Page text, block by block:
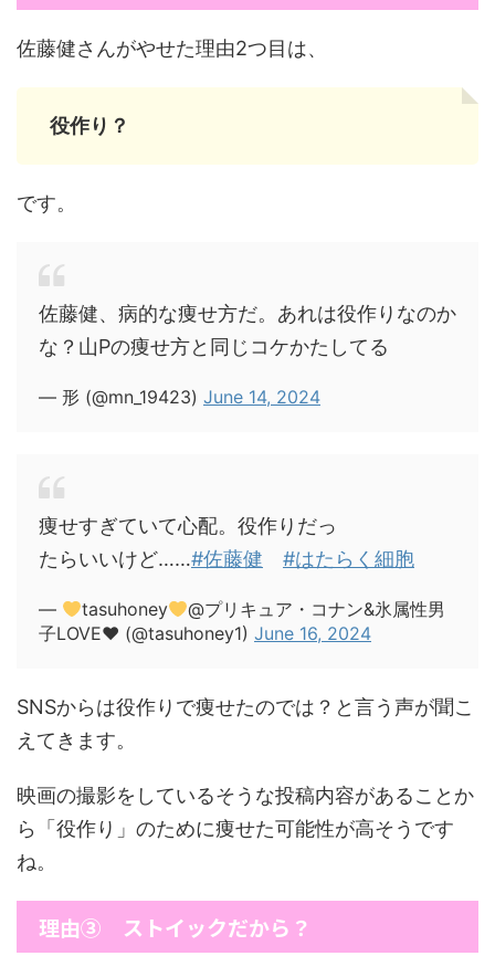
佐藤健さんがやせた理由2つ目は、
役作り？
です。
佐藤健、病的な痩せ方だ。あれは役作りなのか
な？山Pの痩せ方と同じコケかたしてる
— 形 (@mn_19423) June 14, 2024
痩せすぎていて心配。役作りだっ
たらいいけど……#佐藤健 #はたらく細胞
— tasuhoney
@プリキュア・コナン&氷属性男
子LOVE♥ (@tasuhoney1) June 16, 2024
SNSからは役作りで痩せたのでは？と言う声が聞こ
えてきます。
映画の撮影をしているそうな投稿内容があることか
ら「役作り」のために痩せた可能性が高そうです
ね。
理由③ ストイックだから？